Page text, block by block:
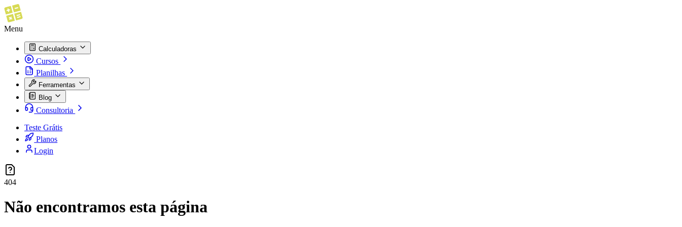
Menu
Calculadoras
Cursos
Planilhas
Ferramentas
Blog
Consultoria
Teste Grátis
Planos
Login
404
Não encontramos esta página